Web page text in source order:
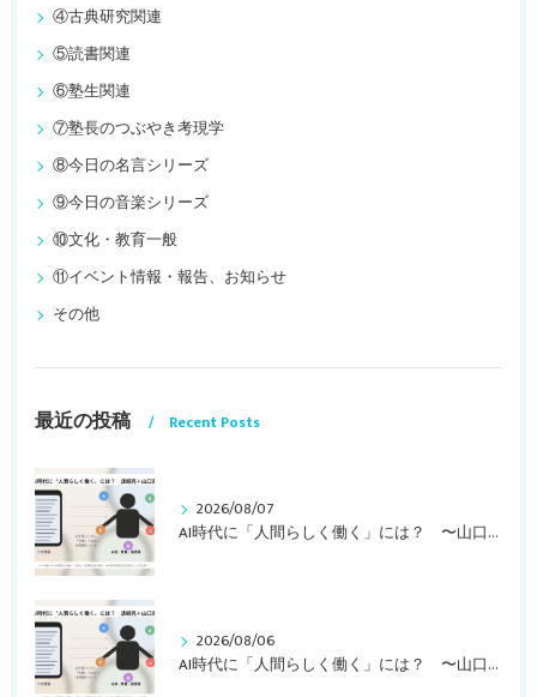
④古典研究関連
⑤読書関連
⑥塾生関連
⑦塾長のつぶやき考現学
⑧今日の名言シリーズ
⑨今日の音楽シリーズ
⑩文化・教育一般
⑪イベント情報・報告、お知らせ
その他
最近の投稿 Recent Posts
2026/08/07
AI時代に「人間らしく働く」には？ 〜山口周さんの対談動画・文字起こし（その１）〜
2026/08/06
AI時代に「人間らしく働く」には？ 〜山口周さんのインタビュー記事、動画より〜